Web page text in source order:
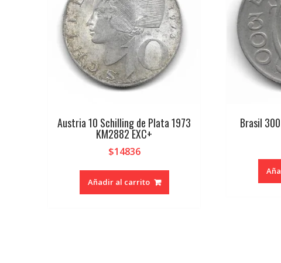
Austria 10 Schilling de Plata 1973
KM2882 EXC+
$14836
Añadir al carrito
Brasil